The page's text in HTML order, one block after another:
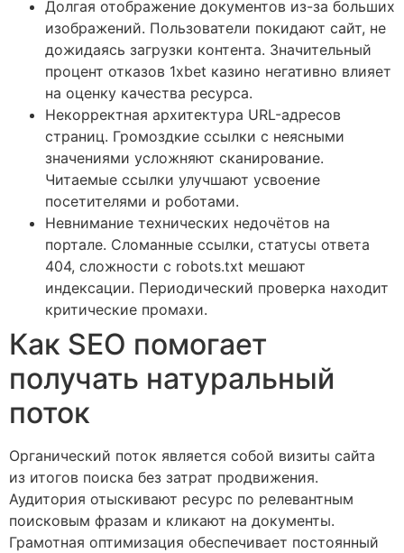
Долгая отображение документов из-за больших
изображений. Пользователи покидают сайт, не
дожидаясь загрузки контента. Значительный
процент отказов 1xbet казино негативно влияет
на оценку качества ресурса.
Некорректная архитектура URL-адресов
страниц. Громоздкие ссылки с неясными
значениями усложняют сканирование.
Читаемые ссылки улучшают усвоение
посетителями и роботами.
Невнимание технических недочётов на
портале. Сломанные ссылки, статусы ответа
404, сложности с robots.txt мешают
индексации. Периодический проверка находит
критические промахи.
Как SEO помогает
получать натуральный
поток
Органический поток является собой визиты сайта
из итогов поиска без затрат продвижения.
Аудитория отыскивают ресурс по релевантным
поисковым фразам и кликают на документы.
Грамотная оптимизация обеспечивает постоянный